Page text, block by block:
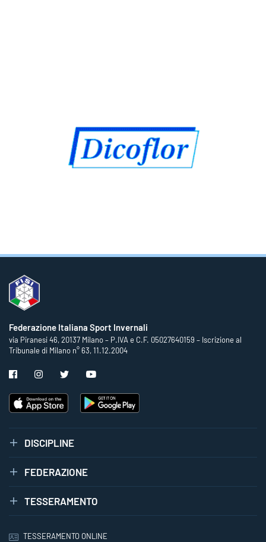
Federazione Italiana Sport Invernali
via Piranesi 46, 20137 Milano – P.IVA e C.F. 05027640159 – Iscrizione al
Tribunale di Milano n° 63, 11.12.2004
DISCIPLINE
FEDERAZIONE
TESSERAMENTO
TESSERAMENTO ONLINE